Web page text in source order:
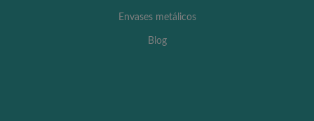
Envases metálicos
Blog